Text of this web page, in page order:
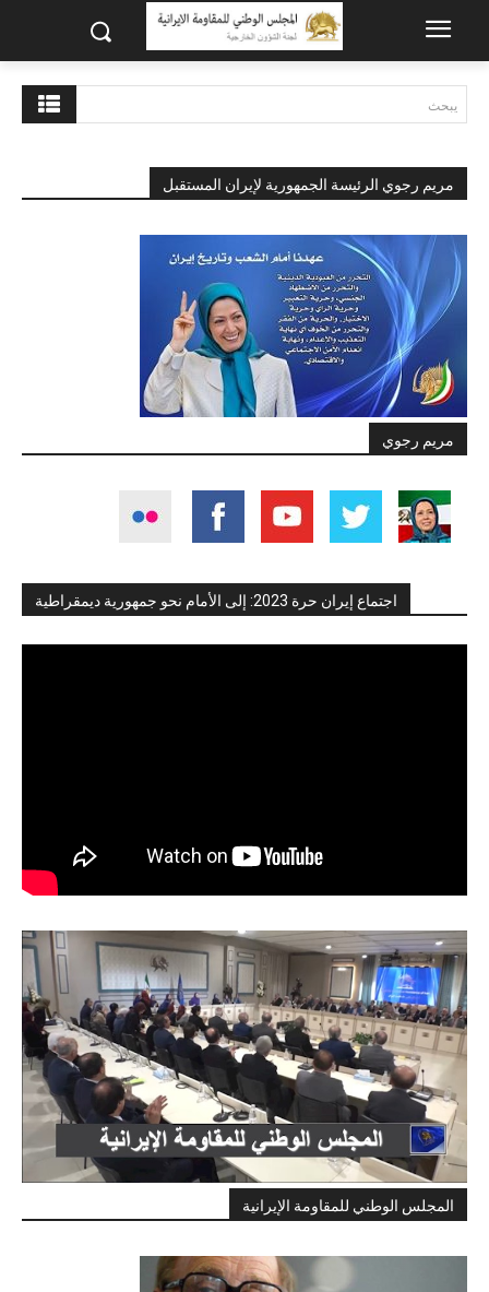
يبحث
مريم رجوي الرئيسة الجمهورية لإيران المستقبل
مريم رجوي
اجتماع إيران حرة 2023: إلى الأمام نحو جمهورية ديمقراطية
المجلس الوطني للمقاومة الإيرانية